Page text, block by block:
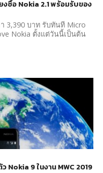
งซื้อ Nokia 2.1 พร้อมรับของ
3,390 บาท รับทันที Micro
Nokia ตั้งแต่วันนี้เป็นต้น
Nokia 9 ในงาน MWC 2019